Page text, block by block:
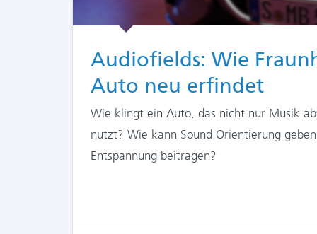
Audiofields: Wie
Auto neu erfindet
Wie klingt ein Auto, das nicht nur Musik
nutzt? Wie kann Sound Orientierung
Entspannung beitragen?